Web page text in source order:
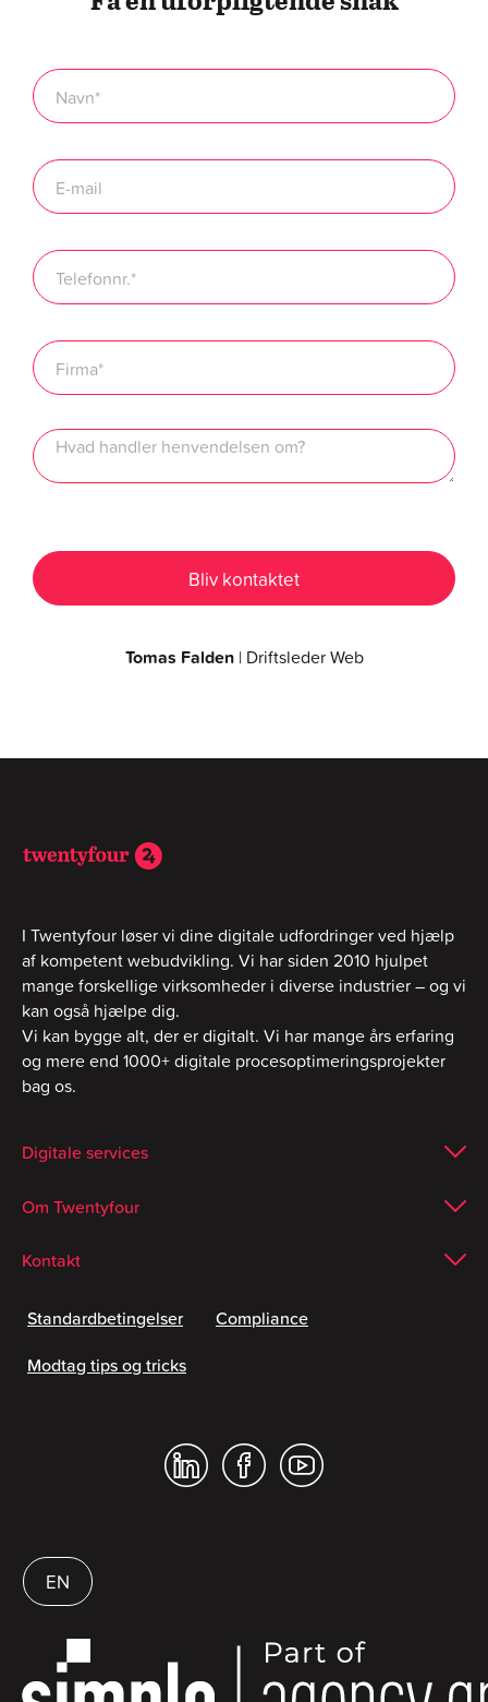
Tomas Falden| Driftsleder Web
I Twentyfour løser vi dine digitale udfordringer ved hjælp
af kompetent webudvikling. Vi har siden 2010 hjulpet
mange forskellige virksomheder i diverse industrier – og vi
kan også hjælpe dig.
Vi kan bygge alt, der er digitalt. Vi har mange års erfaring
og mere end 1000+ digitale procesoptimeringsprojekter
bag os.
Digitale services
Om Twentyfour
Kontakt
Standardbetingelser
Compliance
Modtag tips og tricks
EN